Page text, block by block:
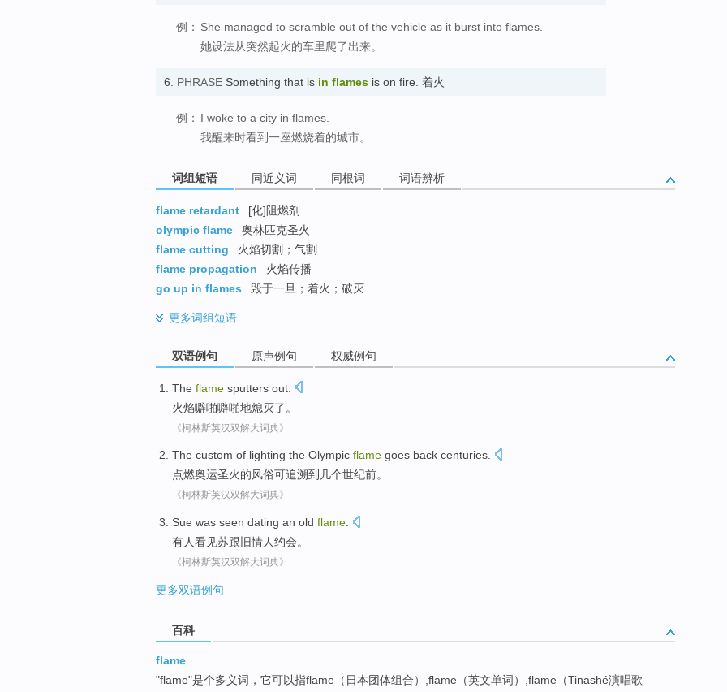
例： She managed to scramble out of the vehicle as it burst into flames.
她设法从突然起火的车里爬了出来。
6. PHRASE Something that is in flames is on fire. 着火
例： I woke to a city in flames.
我醒来时看到一座燃烧着的城市。
词组短语 同近义词 同根词 词语辨析
flame retardant
[化]阻燃剂
olympic flame
奥林匹克圣火
flame cutting
火焰切割；气割
flame propagation
火焰传播
go up in flames
毁于一旦；着火；破灭
更多词组短语
双语例句 原声例句 权威例句
The flame sputters out.
火焰噼啪噼啪地熄灭了。
《柯林斯英汉双解大词典》
The custom of lighting the Olympic flame goes back centuries.
点燃奥运圣火的风俗可追溯到 几个世纪前。
《柯林斯英汉双解大词典》
Sue was seen dating an old flame
有人看见苏跟旧情人约会。
《柯林斯英汉双解大词典》
更多双语例句
百科
flame
"flame"是个多义词，它可以指flame（日本团体组合）,flame（英文单词）,flame（Tinashé演唱歌